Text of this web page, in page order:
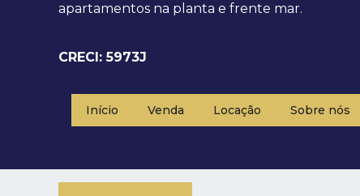
apartamentos na planta e frente mar.
CRECI: 5973J
Início Venda Locação Sobre nós